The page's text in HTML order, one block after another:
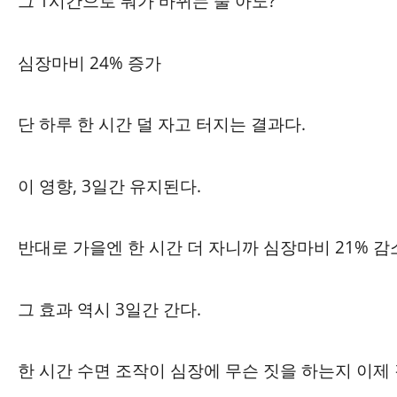
심장마비 24% 증가
단 하루 한 시간 덜 자고 터지는 결과다.
이 영향, 3일간 유지된다.
반대로 가을엔 한 시간 더 자니까 심장마비 21% 감
그 효과 역시 3일간 간다.
한 시간 수면 조작이 심장에 무슨 짓을 하는지 이제